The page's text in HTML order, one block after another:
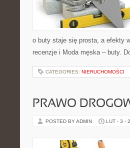
o buty staje się prosta, a efekty
recenzje i Moda męska – buty.
CATEGORIES: NIERUCHOMOŚCI
PRAWO
POSTED BY ADMIN LUT - 3 -